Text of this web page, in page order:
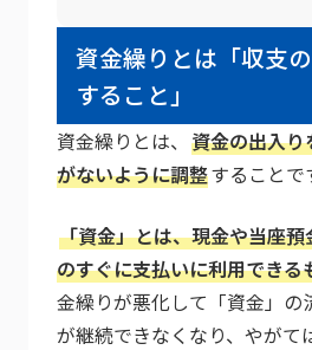
資金繰りとは「収支
すること」
資金繰りとは、 資金の出入り
がないように調整することで
「資金」とは、現金や当座
のすぐに支払いに利用できる
金繰りが悪化して「資金」の
が継続できなくなり、やがて